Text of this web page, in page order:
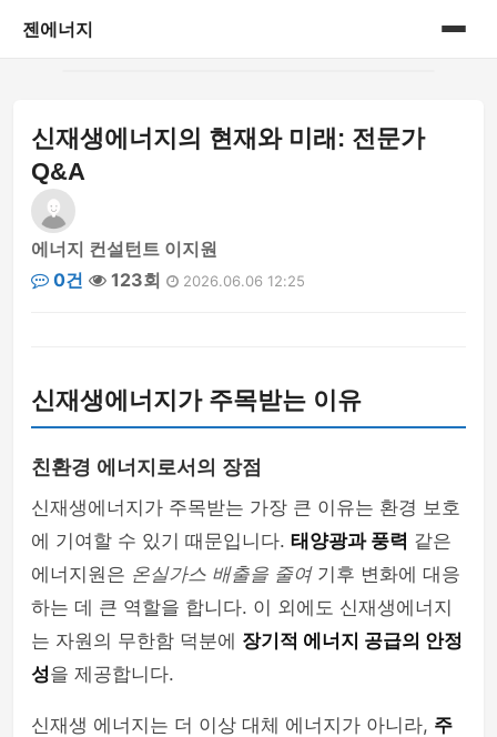
젠에너지
게시판
신재생에너지의 현재와 미래: 전문가
Q&A
에너지 컨설턴트 이지원
0건
123회 2026.06.06 12:25
신재생에너지가 주목받는 이유
친환경 에너지로서의 장점
신재생에너지가 주목받는 가장 큰 이유는 환경 보호
에 기여할 수 있기 때문입니다. 태양광과 풍력 같은
에너지원은 온실가스 배출을 줄여기후 변화에 대응
하는 데 큰 역할을 합니다. 이 외에도 신재생에너지
는 자원의 무한함 덕분에 장기적 에너지 공급의 안정
성을 제공합니다.
신재생 에너지는 더 이상 대체 에너지가 아니라, 주